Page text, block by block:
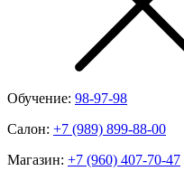
Обучение: 98-97-98
Салон: +7 (989) 899-88-00
Магазин: +7 (960) 407-70-47